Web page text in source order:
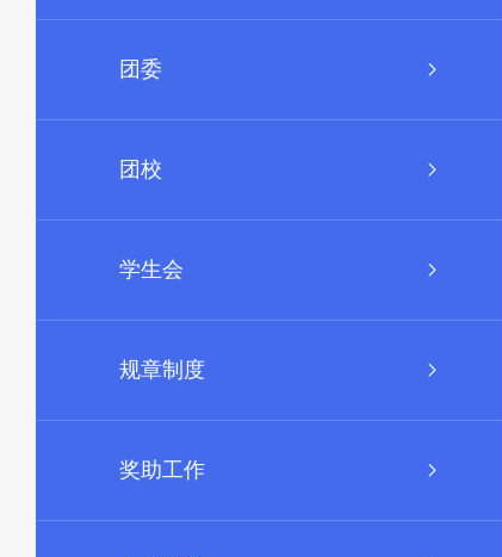
团委
团校
学生会
规章制度
奖助工作